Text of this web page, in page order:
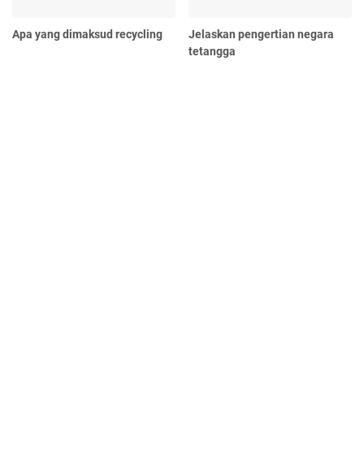
Apa yang dimaksud recycling
Jelaskan pengertian negara
tetangga